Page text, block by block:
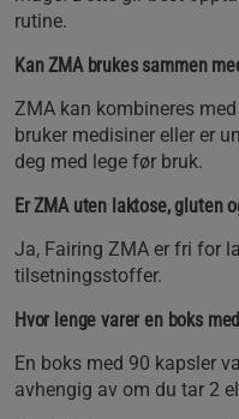
rutine.
Kan ZMA brukes sammen
ZMA kan kombineres
bruker medisiner eller er
deg med lege før bruk.
Er ZMA uten laktose, gluten
Ja, Fairing ZMA er fri for
tilsetningsstoffer.
Hvor lenge varer en boks
En boks med 90 kapsler
avhengig av om du tar 2